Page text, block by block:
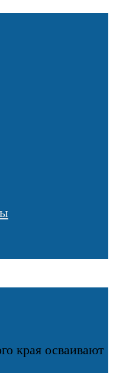
края осваивают